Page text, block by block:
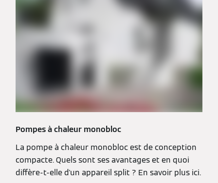
Pompes à chaleur monobloc
La pompe à chaleur monobloc est de conception
compacte. Quels sont ses avantages et en quoi
diffère-t-elle d'un appareil split ? En savoir plus ici.